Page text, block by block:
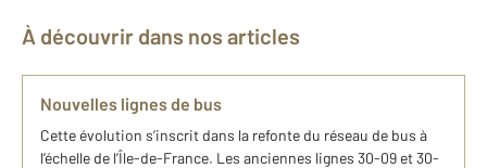
À découvrir dans nos articles
Nouvelles lignes de bus
Cette évolution s’inscrit dans la refonte du réseau de bus à
l’échelle de l’Île-de-France. Les anciennes lignes 30-09 et 30-